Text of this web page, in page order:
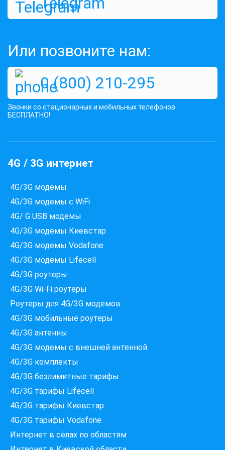
1495 грн
Или позвоните нам:
0 (800) 210-295
Звонки со стационарных и мобильных телефонов
БЕСПЛАТНО!
4G / 3G интернет
4G/3G модемы
4G/3G модемы с WiFi
4G/ G USB модемы
4G/3G модемы Киевстар
4G/3G модемы Vodafone
4G/3G модемы Lifecell
4G/3G роутеры
4G/3G Wi-Fi роутеры
Роутеры для 4G/3G модемов
4G/3G мобильные роутеры
4G/3G антенны
4G/3G модемы c внешней антенной
4G/3G комплекты
4G/3G безлимитные тарифы
4G/3G тарифы Lifecell
4G/3G тарифы Киевстар
4G/3G тарифы Vodafone
Интернет в сёлах по областям
Які провайдери працюють
за вашою адресою?
Перевірте доступність інтернету за 30 секунд
375+ провайдерів в базі